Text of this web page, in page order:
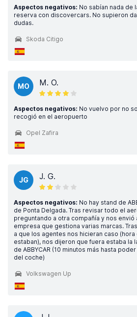
Aspectos negativos: No sabían nada de
reserva con discovercars. No supieron
dudas.
Skoda Citigo
MO M. O.
Aspectos negativos: No vuelvo por no
recogió en el aeropuerto
Opel Zafira
JG J. G.
Aspectos negativos: No hay stand de
de Ponta Delgada. Tras revisar todo el
preguntando a otra compañía y nos envió
empresa que gestiona varias marcas.
a que los agentes nos hicieran caso
estaban), nos dijeron que fuera estaba la
de ABBYCAR (10 minutos más hasta
del coche)
Volkswagen Up